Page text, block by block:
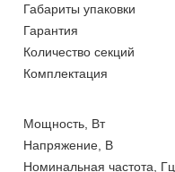
Габариты упаковки
Гарантия
Количество секций
Комплектация
Мощность, Вт
Напряжение, В
Номинальная частота, Гц